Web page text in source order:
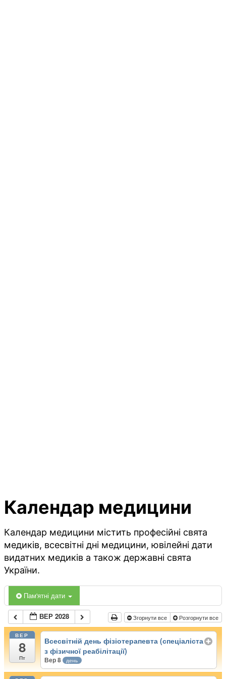
Календар медицини
Календар медицини містить професійні свята
медиків, всесвітні дні медицини, ювілейні дати
видатних медиків а також державні свята
України.
Пам'ятні дати
ВЕР 2028 Згорнути все Розгорнути все
ВЕР
8
Пт
Всесвітній день фізіотерапевта (спеціаліста
з фізичної реабілітації)
Вер 8 день